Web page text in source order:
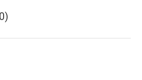
0)